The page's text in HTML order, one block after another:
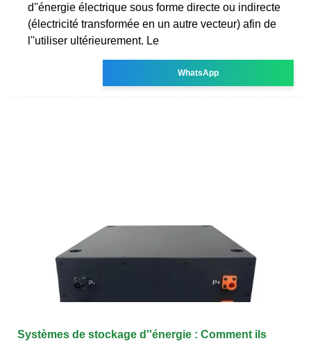
d''énergie électrique sous forme directe ou indirecte
(électricité transformée en un autre vecteur) afin de
l''utiliser ultérieurement. Le
WhatsApp
Systèmes de stockage d''énergie : Comment ils